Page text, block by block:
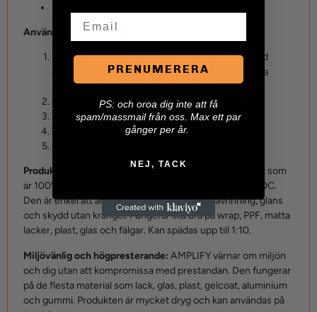
Användningsinstruktioner:
Tvätta fordonet noggrant. Undvik schampon med
avrinning, som Purify S+. Om du använder sådana
schampon, späd ut Amplify med vatten.
Spraya på blöt yta.
Spola av noggrant.
Torka med en mikrofiberduk.
Produktinformation:
AMPLIFY är en keramisk wet coat som
är 100% biologiskt nedbrytbar och fri från PFAS och VOC.
Den är enkel att använda och ger fantastisk avrinning, glans
och skydd utan krångel. Fungerar lika bra på wrap, PPF, matta
lacker, plast, glas och fälgar. Kan spädas upp till 1:10.
Miljövänlig och högpresterande: AMPLIFY värnar om miljön
och dig utan att kompromissa med prestandan. Den fungerar
på de flesta material som lack, glas, plast, gelcoat, aluminium
och gummi. Produkten är mycket dryg och kan användas på
PRENUMERERA
PS: och oroa dig inte att få
spam/massmail från oss. Max ett par
gånger per år.
NEJ, TACK